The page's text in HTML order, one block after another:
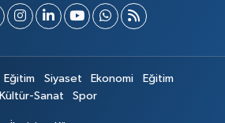
Eğitim Siyaset Ekonomi
Eğitim
Kültür-Sanat
Spor